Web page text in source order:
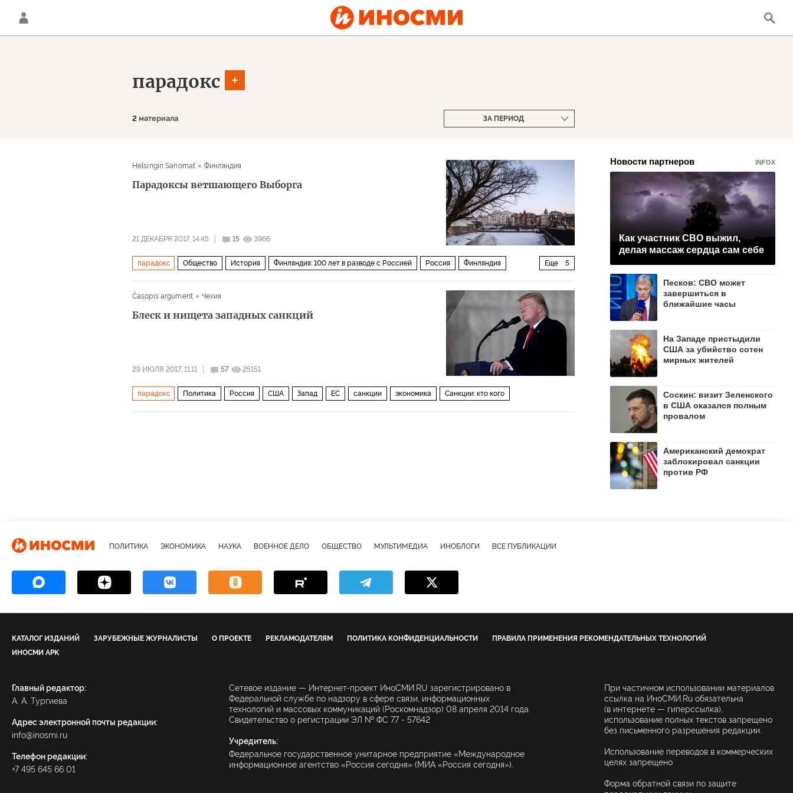
парадокс
2 материала ЗА ПЕРИОД
Helsingin Sanomat Финляндия
Парадоксы ветшающего Выборга
21 ДЕКАБРЯ 2017, 14:45 15 3966
Еще 5
парадокс Общество История Финляндия: 100 лет в разводе с Россией Россия Финляндия
Časopis argument
Чехия
Блеск и нищета западных санкций
29 ИЮЛЯ 2017, 11:11 57 25151
парадокс Политика Россия США Запад ЕС санкции экономика Санкции: кто кого
Новости партнеров INFOX
Как участник СВО выжил,
делая массаж сердца сам себе
Песков: СВО может
завершиться в
ближайшие часы
На Западе пристыдили
США за убийство сотен
мирных жителей
Соскин: визит Зеленского
в США оказался полным
провалом
Американский демократ
заблокировал санкции
против РФ
ПОЛИТИКА ЭКОНОМИКА НАУКА ВОЕННОЕ ДЕЛО ОБЩЕСТВО МУЛЬТИМЕДИА ИНОБЛОГИ ВСЕ ПУБЛИКАЦИИ
КАТАЛОГ ИЗДАНИЙ ЗАРУБЕЖНЫЕ ЖУРНАЛИСТЫ О ПРОЕКТЕ РЕКЛАМОДАТЕЛЯМ ПОЛИТИКА КОНФИДЕНЦИАЛЬНОСТИ
ПРАВИЛА ПРИМЕНЕНИЯ РЕКОМЕНДАТЕЛЬНЫХ ТЕХНОЛОГИЙ
ИНОСМИ APK
Главный редактор:
А. А. Тургиева
Адрес электронной почты редакции:
info@inosmi.ru
Телефон редакции:
+7 495 645 66 01
Сетевое издание — Интернет-проект ИноСМИ.RU зарегистрировано в
Федеральной службе по надзору в сфере связи, информационных
технологий и массовых коммуникаций (Роскомнадзор) 08 апреля 2014 года.
Свидетельство о регистрации ЭЛ № ФС 77 - 57642
Учредитель:
Федеральное государственное унитарное предприятие «Международное
информационное агентство «Россия сегодня» (МИА «Россия сегодня»).
При частичном использовании материалов
ссылка на ИноСМИ.Ru обязательна
(в интернете — гиперссылка),
использование полных текстов запрещено
без письменного разрешения редакции.
Использование переводов в коммерческих
целях запрещено
Форма обратной связи по защите